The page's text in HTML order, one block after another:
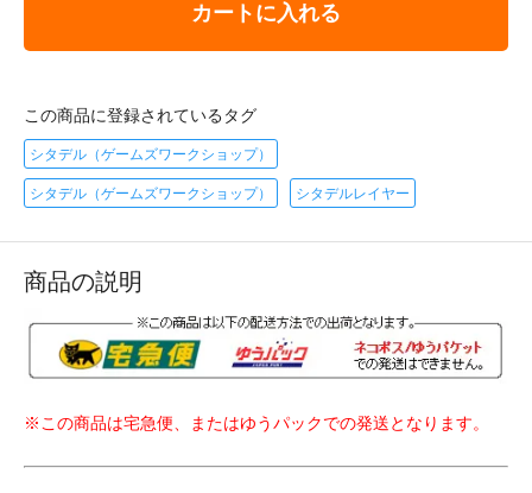
カートに入れる
この商品に登録されているタグ
シタデル（ゲームズワークショップ）
シタデル（ゲームズワークショップ） シタデルレイヤー
商品の説明
※この商品は宅急便、またはゆうパックでの発送となります。